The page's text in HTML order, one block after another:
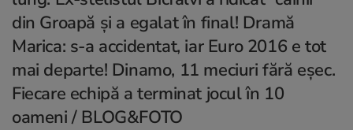
din Groapă și a egalat în final! Dramă
Marica: s-a accidentat, iar Euro 2016 e tot
mai departe! Dinamo, 11 meciuri fără eșec.
Fiecare echipă a terminat jocul în 10
oameni / BLOG&FOTO